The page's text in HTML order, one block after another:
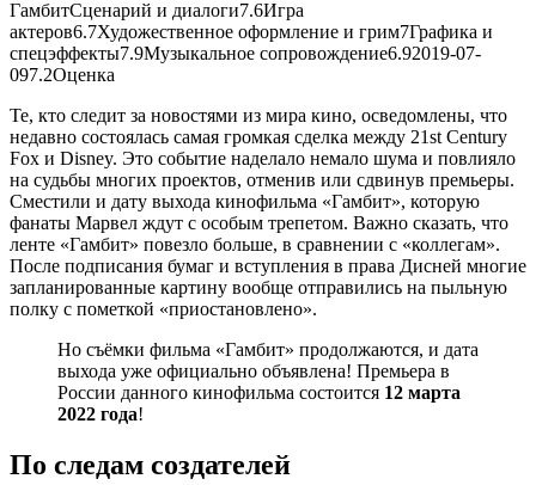
ГамбитСценарий и диалоги7.6Игра
актеров6.7Художественное оформление и грим7Графика и
спецэффекты7.9Музыкальное сопровождение6.92019-07-
097.2Оценка
Те, кто следит за новостями из мира кино, осведомлены, что
недавно состоялась самая громкая сделка между 21st Century
Fox и Disney. Это событие наделало немало шума и повлияло
на судьбы многих проектов, отменив или сдвинув премьеры.
Сместили и дату выхода кинофильма «Гамбит», которую
фанаты Марвел ждут с особым трепетом. Важно сказать, что
ленте «Гамбит» повезло больше, в сравнении с «коллегам».
После подписания бумаг и вступления в права Дисней многие
запланированные картину вообще отправились на пыльную
полку с пометкой «приостановлено».
Но съёмки фильма «Гамбит» продолжаются, и дата
выхода уже официально объявлена! Премьера в
России данного кинофильма состоится 12 марта
2022 года!
По следам создателей